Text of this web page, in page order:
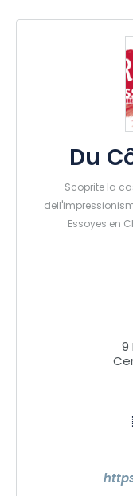
Du
Scoprite la
Essoyes en
9